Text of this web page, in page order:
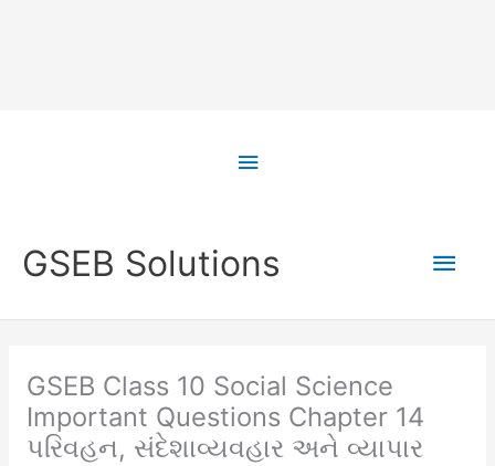
Above
GSEB Solutions
Main
GSEB Class 10 Social Science
Important Questions Chapter 14
પરિવહન, સંદેશાવ્યવહાર અને વ્યાપાર